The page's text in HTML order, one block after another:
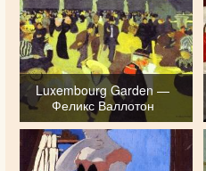
Luxembourg Garden —
Феликс Валлотон